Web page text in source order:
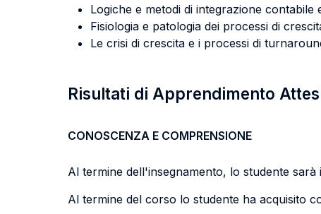
Logiche e metodi di integrazione contabile
Fisiologia e patologia dei processi di
Le crisi di crescita e i processi di
Risultati di Apprendimento
CONOSCENZA E COMPRENSIONE
Al termine dell'insegnamento, lo studente sarà
Al termine del corso lo studente ha acquisito